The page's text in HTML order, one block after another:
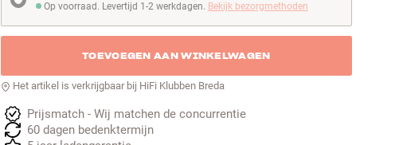
Op voorraad. Levertijd 1-2 werkdagen
Op voorraad. Levertijd 1-2 werkdagen. Bekijk bezorgmethoden
TOEVOEGEN AAN WINKELWAGEN
Het artikel is verkrijgbaar bij HiFi Klubben Breda
Prijsmatch - Wij matchen de concurrentie
60 dagen bedenktermijn